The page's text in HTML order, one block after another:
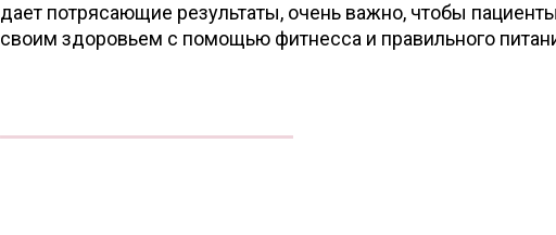
дает потрясающие результаты, очень важно, чтобы
своим здоровьем с помощью фитнесса и правильного